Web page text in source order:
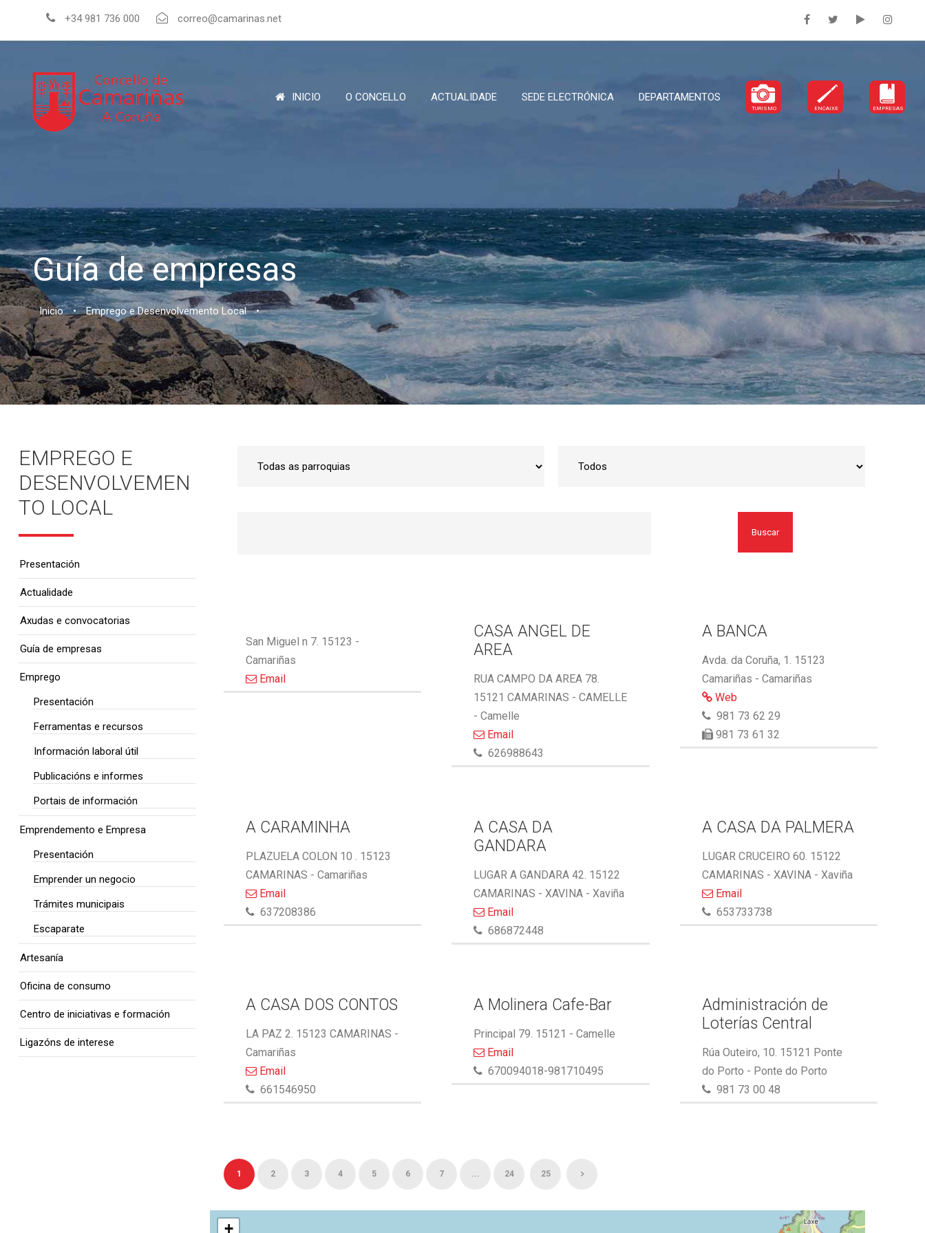
+34 981 736 000 correo@camarinas.net
INICIO O CONCELLO ACTUALIDADE SEDE ELECTRÓNICA DEPARTAMENTOS
TURISMO ENCAIXE EMPRESAS
Guía de empresas
Inicio • Emprego e Desenvolvemento Local •
Buscar
San Miguel n 7. 15123 -
Camariñas
Email
CASA ANGEL DE
AREA
RUA CAMPO DA AREA 78.
15121 CAMARINAS - CAMELLE
- Camelle
Email
626988643
A BANCA
Avda. da Coruña, 1. 15123
Camariñas - Camariñas
Web
981 73 62 29
981 73 61 32
A CARAMINHA
PLAZUELA COLON 10 . 15123
CAMARINAS - Camariñas
Email
637208386
A CASA DA
GANDARA
LUGAR A GANDARA 42. 15122
CAMARINAS - XAVINA - Xaviña
Email
686872448
A CASA DA PALMERA
LUGAR CRUCEIRO 60. 15122
CAMARINAS - XAVINA - Xaviña
Email
653733738
A CASA DOS CONTOS
LA PAZ 2. 15123 CAMARINAS -
Camariñas
Email
661546950
A Molinera Cafe-Bar
Principal 79. 15121 - Camelle
Email
670094018-981710495
Administración de
Loterías Central
Rúa Outeiro, 10. 15121 Ponte
do Porto - Ponte do Porto
981 73 00 48
1 2 3 4 5 6 7 ... 24 25
+
EMPREGO E
DESENVOLVEMEN
TO LOCAL
Presentación
Actualidade
Axudas e convocatorias
Guía de empresas
Emprego
Presentación
Ferramentas e recursos
Información laboral útil
Publicacións e informes
Portais de información
Emprendemento e Empresa
Presentación
Emprender un negocio
Trámites municipais
Escaparate
Artesanía
Oficina de consumo
Centro de iniciativas e formación
Ligazóns de interese